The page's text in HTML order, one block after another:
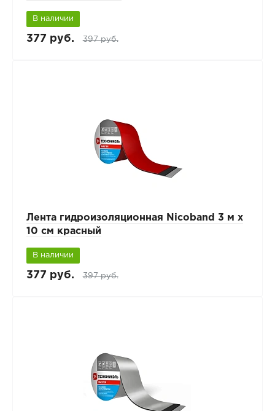
В наличии
377 руб. 397 руб.
Лента гидроизоляционная Nicoband 3 м х
10 см красный
В наличии
377 руб. 397 руб.